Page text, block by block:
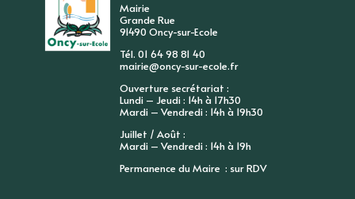
Mairie
Grande Rue
91490 Oncy-sur-Ecole
Tél. 01 64 98 81 40
mairie@oncy-sur-ecole.fr
Ouverture secrétariat :
Lundi – Jeudi : 14h à 17h30
Mardi – Vendredi : 14h à 19h30
Juillet / Août :
Mardi – Vendredi : 14h à 19h
Permanence du Maire : sur RDV